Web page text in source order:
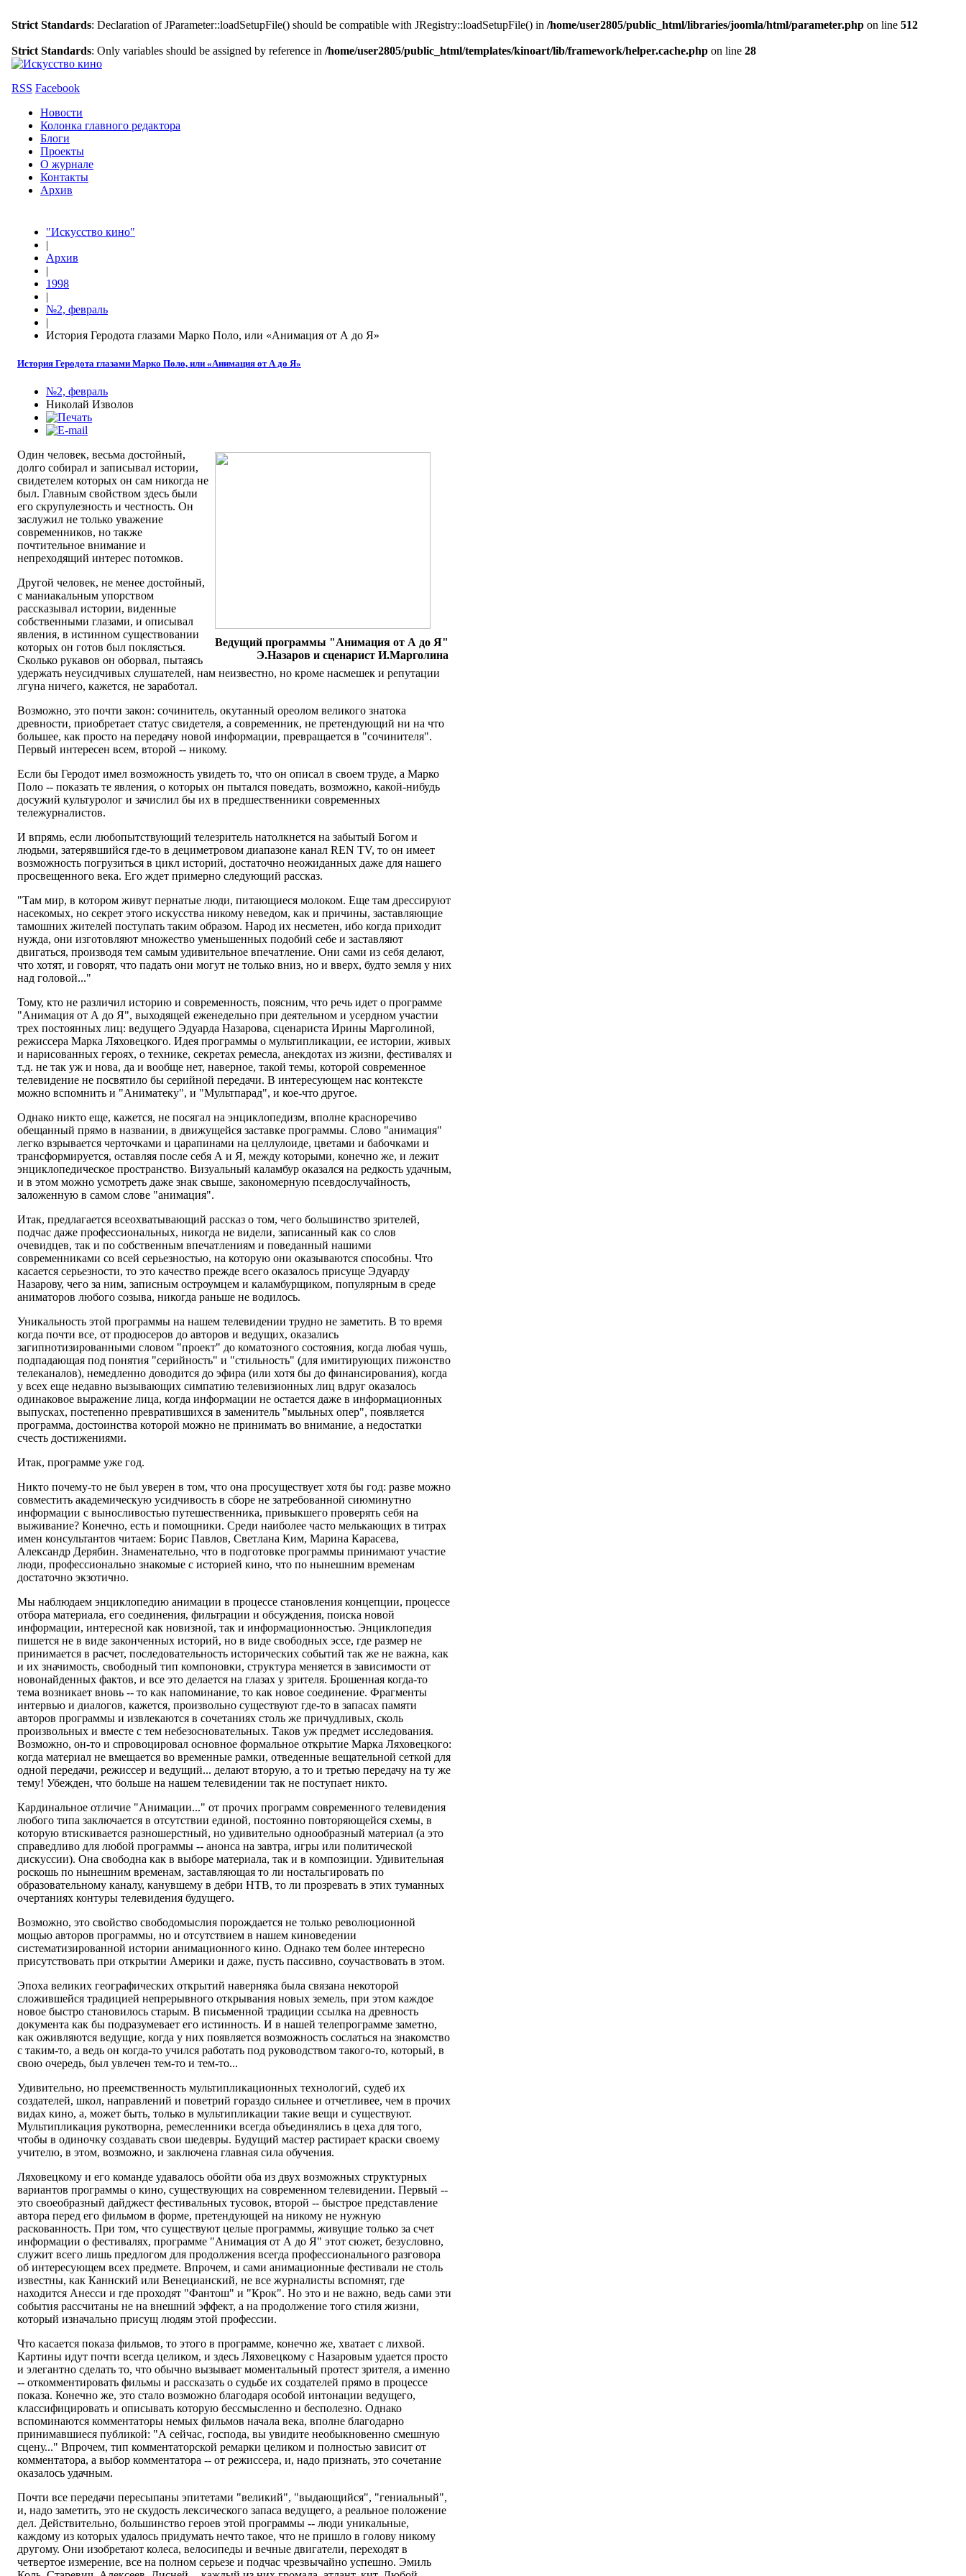
Strict Standards: Declaration of JParameter::loadSetupFile() should be compatible with JRegistry::loadSetupFile() in /home/user2805/public_html/libraries/joomla/html/parameter.php on line 512
Strict Standards: Only variables should be assigned by reference in /home/user2805/public_html/templates/kinoart/lib/framework/helper.cache.php on line 28
RSS Facebook
Новости
Колонка главного редактора
Блоги
Проекты
О журнале
Контакты
Архив
"Искусство кино"
|
Архив
|
1998
|
№2, февраль
|
История Геродота глазами Марко Поло, или «Анимация от А до Я»
История Геродота глазами Марко Поло, или «Анимация от А до Я»
№2, февраль
Николай Изволов
Ведущий программы "Анимация от А до Я"
Э.Назаров и сценарист И.Марголина
Один человек, весьма достойный,
долго собирал и записывал истории,
свидетелем которых он сам никогда не
был. Главным свойством здесь были
его скрупулезность и честность. Он
заслужил не только уважение
современников, но также
почтительное внимание и
непреходящий интерес потомков.
Другой человек, не менее достойный,
с маниакальным упорством
рассказывал истории, виденные
собственными глазами, и описывал
явления, в истинном существовании
которых он готов был поклясться.
Сколько рукавов он оборвал, пытаясь
удержать неусидчивых слушателей, нам неизвестно, но кроме насмешек и репутации
лгуна ничего, кажется, не заработал.
Возможно, это почти закон: сочинитель, окутанный ореолом великого знатока
древности, приобретает статус свидетеля, а современник, не претендующий ни на что
большее, как просто на передачу новой информации, превращается в "сочинителя".
Первый интересен всем, второй -- никому.
Если бы Геродот имел возможность увидеть то, что он описал в своем труде, а Марко
Поло -- показать те явления, о которых он пытался поведать, возможно, какой-нибудь
досужий культуролог и зачислил бы их в предшественники современных
тележурналистов.
И впрямь, если любопытствующий телезритель натолкнется на забытый Богом и
людьми, затерявшийся где-то в дециметровом диапазоне канал REN TV, то он имеет
возможность погрузиться в цикл историй, достаточно неожиданных даже для нашего
просвещенного века. Его ждет примерно следующий рассказ.
"Там мир, в котором живут пернатые люди, питающиеся молоком. Еще там дрессируют
насекомых, но секрет этого искусства никому неведом, как и причины, заставляющие
тамошних жителей поступать таким образом. Народ их несметен, ибо когда приходит
нужда, они изготовляют множество уменьшенных подобий себе и заставляют
двигаться, производя тем самым удивительное впечатление. Они сами из себя делают,
что хотят, и говорят, что падать они могут не только вниз, но и вверх, будто земля у них
над головой..."
Тому, кто не различил историю и современность, поясним, что речь идет о программе
"Анимация от А до Я", выходящей еженедельно при деятельном и усердном участии
трех постоянных лиц: ведущего Эдуарда Назарова, сценариста Ирины Марголиной,
режиссера Марка Ляховецкого. Идея программы о мультипликации, ее истории, живых
и нарисованных героях, о технике, секретах ремесла, анекдотах из жизни, фестивалях и
т.д. не так уж и нова, да и вообще нет, наверное, такой темы, которой современное
телевидение не посвятило бы серийной передачи. В интересующем нас контексте
можно вспомнить и "Аниматеку", и "Мультпарад", и кое-что другое.
Однако никто еще, кажется, не посягал на энциклопедизм, вполне красноречиво
обещанный прямо в названии, в движущейся заставке программы. Слово "анимация"
легко взрывается черточками и царапинами на целлулоиде, цветами и бабочками и
трансформируется, оставляя после себя А и Я, между которыми, конечно же, и лежит
энциклопедическое пространство. Визуальный каламбур оказался на редкость удачным,
и в этом можно усмотреть даже знак свыше, закономерную псевдослучайность,
заложенную в самом слове "анимация".
Итак, предлагается всеохватывающий рассказ о том, чего большинство зрителей,
подчас даже профессиональных, никогда не видели, записанный как со слов
очевидцев, так и по собственным впечатлениям и поведанный нашими
современниками со всей серьезностью, на которую они оказываются способны. Что
касается серьезности, то это качество прежде всего оказалось присуще Эдуарду
Назарову, чего за ним, записным остроумцем и каламбурщиком, популярным в среде
аниматоров любого созыва, никогда раньше не водилось.
Уникальность этой программы на нашем телевидении трудно не заметить. В то время
когда почти все, от продюсеров до авторов и ведущих, оказались
загипнотизированными словом "проект" до коматозного состояния, когда любая чушь,
подпадающая под понятия "серийность" и "стильность" (для имитирующих пижонство
телеканалов), немедленно доводится до эфира (или хотя бы до финансирования), когда
у всех еще недавно вызывающих симпатию телевизионных лиц вдруг оказалось
одинаковое выражение лица, когда информации не остается даже в информационных
выпусках, постепенно превратившихся в заменитель "мыльных опер", появляется
программа, достоинства которой можно не принимать во внимание, а недостатки
счесть достижениями.
Итак, программе уже год.
Никто почему-то не был уверен в том, что она просуществует хотя бы год: разве можно
совместить академическую усидчивость в сборе не затребованной сиюминутно
информации с выносливостью путешественника, привыкшего проверять себя на
выживание? Конечно, есть и помощники. Среди наиболее часто мелькающих в титрах
имен консультантов читаем: Борис Павлов, Светлана Ким, Марина Карасева,
Александр Дерябин. Знаменательно, что в подготовке программы принимают участие
люди, профессионально знакомые с историей кино, что по нынешним временам
достаточно экзотично.
Мы наблюдаем энциклопедию анимации в процессе становления концепции, процессе
отбора материала, его соединения, фильтрации и обсуждения, поиска новой
информации, интересной как новизной, так и информационностью. Энциклопедия
пишется не в виде законченных историй, но в виде свободных эссе, где размер не
принимается в расчет, последовательность исторических событий так же не важна, как
и их значимость, свободный тип компоновки, структура меняется в зависимости от
новонайденных фактов, и все это делается на глазах у зрителя. Брошенная когда-то
тема возникает вновь -- то как напоминание, то как новое соединение. Фрагменты
интервью и диалогов, кажется, произвольно существуют где-то в запасах памяти
авторов программы и извлекаются в сочетаниях столь же причудливых, сколь
произвольных и вместе с тем небезосновательных. Таков уж предмет исследования.
Возможно, он-то и спровоцировал основное формальное открытие Марка Ляховецкого:
когда материал не вмещается во временные рамки, отведенные вещательной сеткой для
одной передачи, режиссер и ведущий... делают вторую, а то и третью передачу на ту же
тему! Убежден, что больше на нашем телевидении так не поступает никто.
Кардинальное отличие "Анимации..." от прочих программ современного телевидения
любого типа заключается в отсутствии единой, постоянно повторяющейся схемы, в
которую втискивается разношерстный, но удивительно однообразный материал (а это
справедливо для любой программы -- анонса на завтра, игры или политической
дискуссии). Она свободна как в выборе материала, так и в композиции. Удивительная
роскошь по нынешним временам, заставляющая то ли ностальгировать по
образовательному каналу, канувшему в дебри НТВ, то ли прозревать в этих туманных
очертаниях контуры телевидения будущего.
Возможно, это свойство свободомыслия порождается не только революционной
мощью авторов программы, но и отсутствием в нашем киноведении
систематизированной истории анимационного кино. Однако тем более интересно
присутствовать при открытии Америки и даже, пусть пассивно, соучаствовать в этом.
Эпоха великих географических открытий наверняка была связана некоторой
сложившейся традицией непрерывного открывания новых земель, при этом каждое
новое быстро становилось старым. В письменной традиции ссылка на древность
документа как бы подразумевает его истинность. И в нашей телепрограмме заметно,
как оживляются ведущие, когда у них появляется возможность сослаться на знакомство
с таким-то, а ведь он когда-то учился работать под руководством такого-то, который, в
свою очередь, был увлечен тем-то и тем-то...
Удивительно, но преемственность мультипликационных технологий, судеб их
создателей, школ, направлений и поветрий гораздо сильнее и отчетливее, чем в прочих
видах кино, а, может быть, только в мультипликации такие вещи и существуют.
Мультипликация рукотворна, ремесленники всегда объединялись в цеха для того,
чтобы в одиночку создавать свои шедевры. Будущий мастер растирает краски своему
учителю, в этом, возможно, и заключена главная сила обучения.
Ляховецкому и его команде удавалось обойти оба из двух возможных структурных
вариантов программы о кино, существующих на современном телевидении. Первый --
это своеобразный дайджест фестивальных тусовок, второй -- быстрое представление
автора перед его фильмом в форме, претендующей на никому не нужную
раскованность. При том, что существуют целые программы, живущие только за счет
информации о фестивалях, программе "Анимация от А до Я" этот сюжет, безусловно,
служит всего лишь предлогом для продолжения всегда профессионального разговора
об интересующем всех предмете. Впрочем, и сами анимационные фестивали не столь
известны, как Каннский или Венецианский, не все журналисты вспомнят, где
находится Анесси и где проходят "Фантош" и "Крок". Но это и не важно, ведь сами эти
события рассчитаны не на внешний эффект, а на продолжение того стиля жизни,
который изначально присущ людям этой профессии.
Что касается показа фильмов, то этого в программе, конечно же, хватает с лихвой.
Картины идут почти всегда целиком, и здесь Ляховецкому с Назаровым удается просто
и элегантно сделать то, что обычно вызывает моментальный протест зрителя, а именно
-- откомментировать фильмы и рассказать о судьбе их создателей прямо в процессе
показа. Конечно же, это стало возможно благодаря особой интонации ведущего,
классифицировать и описывать которую бессмысленно и бесполезно. Однако
вспоминаются комментаторы немых фильмов начала века, вполне благодарно
принимавшиеся публикой: "А сейчас, господа, вы увидите необыкновенно смешную
сцену..." Впрочем, тип комментаторской ремарки целиком и полностью зависит от
комментатора, а выбор комментатора -- от режиссера, и, надо признать, это сочетание
оказалось удачным.
Почти все передачи пересыпаны эпитетами "великий", "выдающийся", "гениальный",
и, надо заметить, это не скудость лексического запаса ведущего, а реальное положение
дел. Действительно, большинство героев этой программы -- люди уникальные,
каждому из которых удалось придумать нечто такое, что не пришло в голову никому
другому. Они изобретают колеса, велосипеды и вечные двигатели, переходят в
четвертое измерение, все на полном серьезе и подчас чрезвычайно успешно. Эмиль